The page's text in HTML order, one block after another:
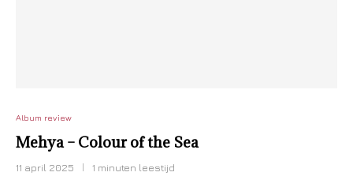
Album review
Mehya – Colour of the Sea
11 april 2025 1 minuten leestijd